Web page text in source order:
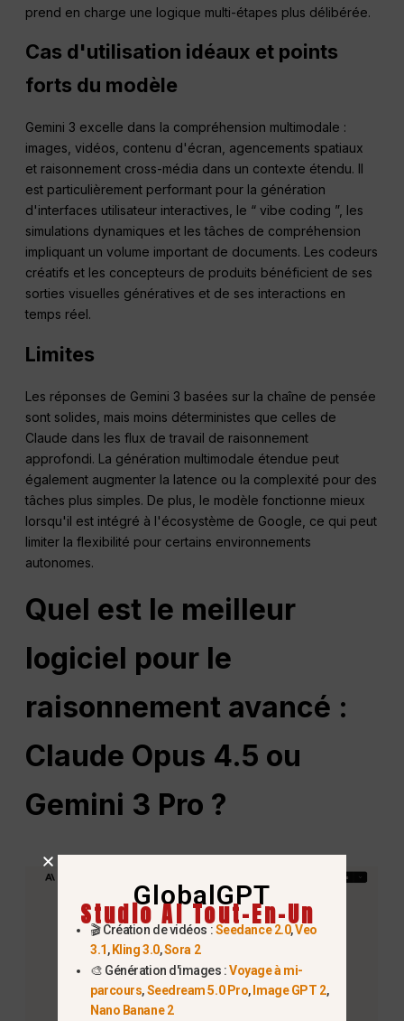
prend en charge une logique multi-étapes plus délibérée.
Cas d'utilisation idéaux et points
forts du modèle
Gemini 3 excelle dans la compréhension multimodale :
images, vidéos, contenu d'écran, agencements spatiaux
et raisonnement cross-média dans un contexte étendu. Il
est particulièrement performant pour la génération
d'interfaces utilisateur interactives, le “ vibe coding ”, les
simulations dynamiques et les tâches de compréhension
impliquant un volume important de documents. Les codeurs
créatifs et les concepteurs de produits bénéficient de ses
sorties visuelles génératives et de ses interactions en
temps réel.
Limites
Les réponses de Gemini 3 basées sur la chaîne de pensée
sont solides, mais moins déterministes que celles de
Claude dans les flux de travail de raisonnement
approfondi. La génération multimodale étendue peut
également augmenter la latence ou la complexité pour des
tâches plus simples. De plus, le modèle fonctionne mieux
lorsqu'il est intégré à l'écosystème de Google, ce qui peut
limiter la flexibilité pour certains environnements
autonomes.
Quel est le meilleur
logiciel pour le
raisonnement avancé :
Claude Opus 4.5 ou
Gemini 3 Pro ?
GlobalGPT
Studio AI Tout-En-Un
🎬 Création de vidéos :Seedance 2.0,Veo
3.1, Kling 3.0,Sora 2
🎨 Génération d'images :Voyage à mi-
parcours,Seedream 5.0 Pro, Image GPT 2,
Nano Banane 2